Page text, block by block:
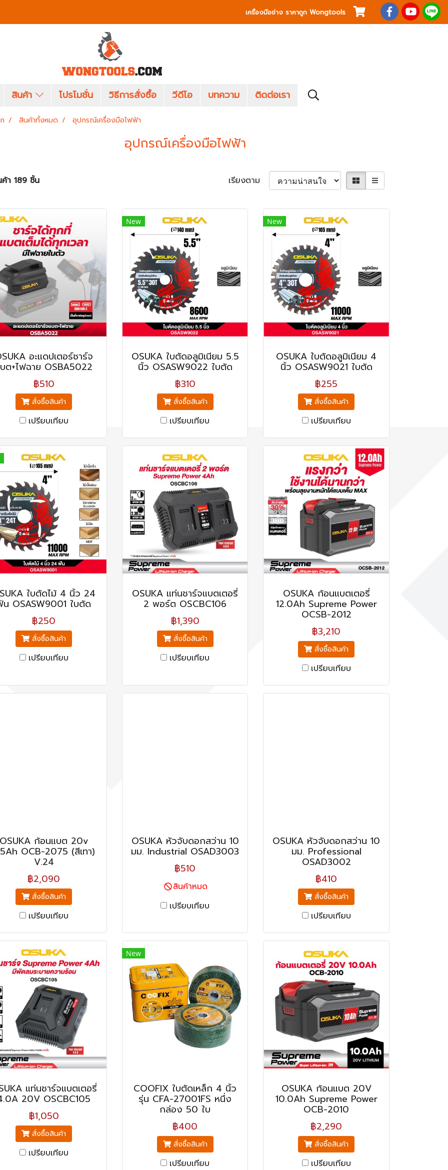
เครื่องมือช่าง ราคาถูก Wongtools
สินค้า โปรโมชั่น วิธีการสั่งซื้อ วีดีโอ บทความ ติดต่อเรา
สินค้าทั้งหมด อุปกรณ์เครื่องมือไฟฟ้า
อุปกรณ์เครื่องมือไฟฟ้า
า 189 ชิ้น เรียงตาม
อะแดปเตอร์ชาร์จ
ต+ไฟฉาย OSBA5022
฿510
สั่งซื้อสินค้า
เปรียบเทียบ
New
OSUKA ใบตัดอลูมิเนียม 5.5
นิ้ว OSASW9022 ใบตัด
฿310
สั่งซื้อสินค้า
เปรียบเทียบ
New
OSUKA ใบตัดอลูมิเนียม 4
นิ้ว OSASW9021 ใบตัด
฿255
สั่งซื้อสินค้า
เปรียบเทียบ
ใบตัดไม้ 4 นิ้ว 24
OSASW9001 ใบตัด
฿250
สั่งซื้อสินค้า
เปรียบเทียบ
OSUKA แท่นชาร์จแบตเตอรี่
2 พอร์ต OSCBC106
฿1,390
สั่งซื้อสินค้า
เปรียบเทียบ
OSUKA ก้อนแบตเตอรี่
12.0Ah Supreme Power
OCSB-2012
฿3,210
สั่งซื้อสินค้า
เปรียบเทียบ
ก้อนแบต 20v
OCB-2075 (สีเทา)
V.24
฿2,090
สั่งซื้อสินค้า
เปรียบเทียบ
OSUKA หัวจับดอกสว่าน 10
มม. Industrial OSAD3003
฿510
สินค้าหมด
เปรียบเทียบ
OSUKA หัวจับดอกสว่าน 10
มม. Professional
OSAD3002
฿410
สั่งซื้อสินค้า
เปรียบเทียบ
แท่นชาร์จแบตเตอรี่
20V OSCBC105
฿1,050
สั่งซื้อสินค้า
เปรียบเทียบ
New
COOFIX ใบตัดเหล็ก 4 นิ้ว
รุ่น CFA-27001FS หนึ่ง
กล่อง 50 ใบ
฿400
สั่งซื้อสินค้า
เปรียบเทียบ
OSUKA ก้อนแบต 20V
10.0Ah Supreme Power
OCB-2010
฿2,290
สั่งซื้อสินค้า
เปรียบเทียบ